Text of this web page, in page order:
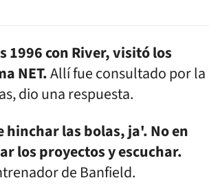
1996 con River, visitó los
NET.Allí fue consultado por la
dio una respuesta.
las bolas, ja'. No en
los proyectos y escuchar.
de Banfield.